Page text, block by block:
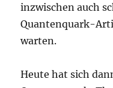
inzwischen auch
Quantenquark-
warten.
Heute hat sich